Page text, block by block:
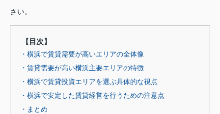
さい。
【目次】
・横浜で賃貸需要が高いエリアの全体像
・賃貸需要が高い横浜主要エリアの特徴
・横浜で賃貸投資エリアを選ぶ具体的な視点
・横浜で安定した賃貸経営を行うための注意点
・まとめ